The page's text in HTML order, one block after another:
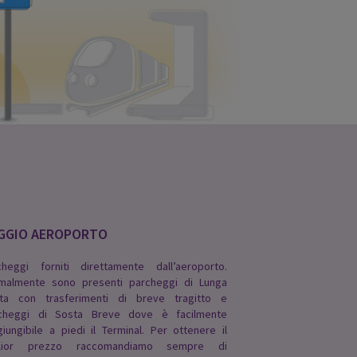
AEROPORTO
forniti direttamente dall’aeroporto.
sono presenti parcheggi di Lunga
con trasferimenti di breve tragitto e
di Sosta Breve dove è facilmente
a piedi il Terminal. Per ottenere il
prezzo raccomandiamo sempre di